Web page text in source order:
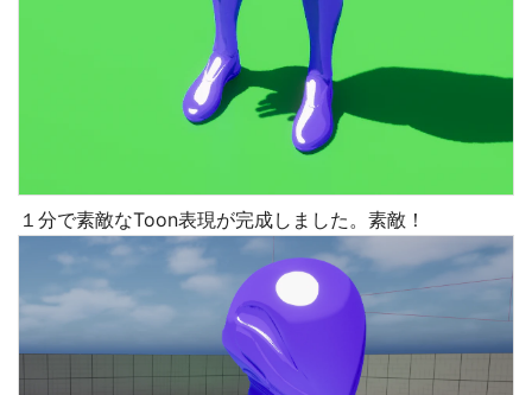
１分で素敵なToon表現が完成しました。素敵！